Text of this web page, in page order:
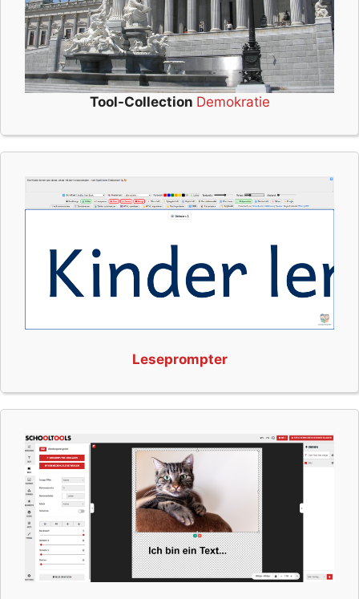
Tool-Collection Demokratie
Leseprompter